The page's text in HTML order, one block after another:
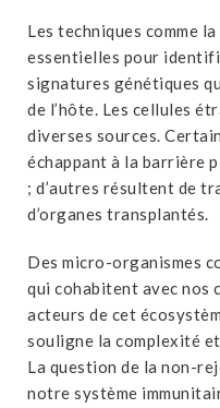
Les techniques comme
essentielles pour
signatures génétiques
de l’hôte. Les cellules
diverses sources.
échappant à la barrière
; d’autres résultent de
d’organes transplantés.
Des micro-organismes
qui cohabitent avec nos
acteurs de cet
souligne la complexité
La question de la non-
notre système